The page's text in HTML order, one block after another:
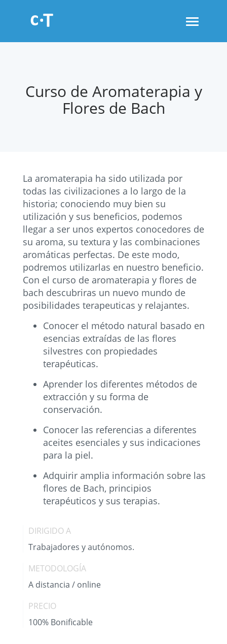
Toggle
Curso de Aromaterapia y
Flores de Bach
La aromaterapia ha sido utilizada por
todas las civilizaciones a lo largo de la
historia; conociendo muy bien su
utilización y sus beneficios, podemos
llegar a ser unos expertos conocedores de
su aroma, su textura y las combinaciones
aromáticas perfectas. De este modo,
podremos utilizarlas en nuestro beneficio.
Con el curso de aromaterapia y flores de
bach descubriras un nuevo mundo de
posibilidades terapeuticas y relajantes.
Conocer el método natural basado en
esencias extraídas de las flores
silvestres con propiedades
terapéuticas.
Aprender los diferentes métodos de
extracción y su forma de
conservación.
Conocer las referencias a diferentes
aceites esenciales y sus indicaciones
para la piel.
Adquirir amplia información sobre las
flores de Bach, principios
terapéuticos y sus terapias.
DIRIGIDO A
Trabajadores y autónomos.
METODOLOGÍA
A distancia / online
PRECIO
100% Bonificable